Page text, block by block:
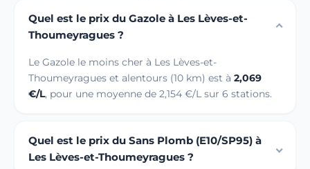
Quel est le prix du Gazole à Les Lèves-et-
Thoumeyragues ?
Le Gazole le moins cher à Les Lèves-et-
Thoumeyragues et alentours (10 km) est à 2,069
€/L, pour une moyenne de 2,154 €/L sur 6 stations.
Quel est le prix du Sans Plomb (E10/SP95) à
Les Lèves-et-Thoumeyragues ?